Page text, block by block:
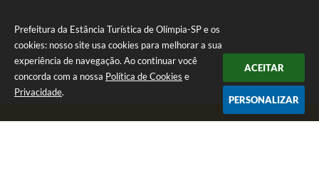
Prefeitura da Estância Turística de Olímpia-SP e os
cookies: nosso site usa cookies para melhorar a sua
experiência de navegação. Ao continuar você
concorda com a nossa Política de Cookies e
Privacidade.
ACEITAR
PERSONALIZAR